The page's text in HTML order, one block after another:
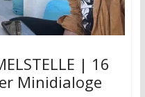
| 16
Minidialoge